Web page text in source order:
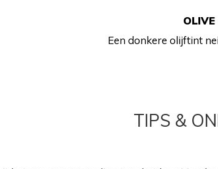
OLIVE
Een donkere olijftint
TIPS &